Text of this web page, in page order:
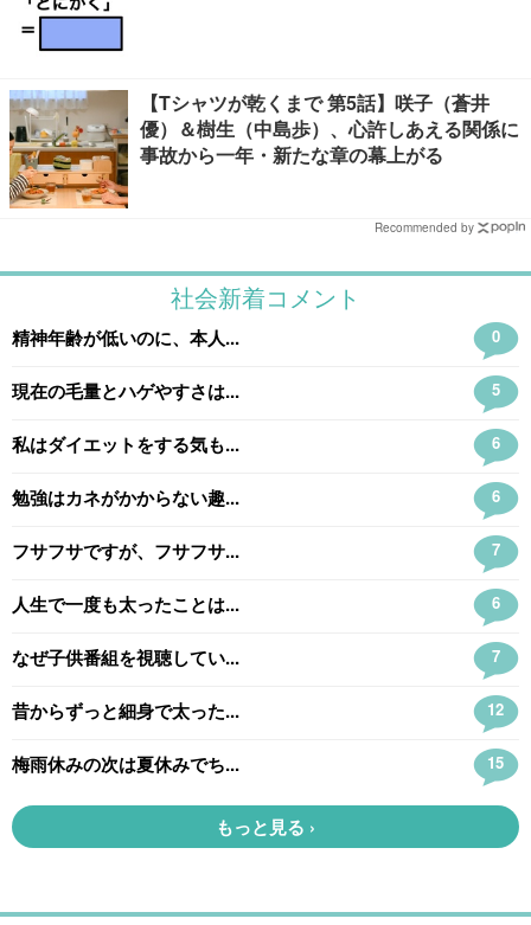
【Tシャツが乾くまで 第5話】咲子（蒼井
優）＆樹生（中島歩）、心許しあえる関係に
事故から一年・新たな章の幕上がる
Recommended by